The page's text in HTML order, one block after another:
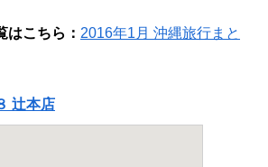
はこちら： 2016年1月 沖縄旅行まと
辻本店